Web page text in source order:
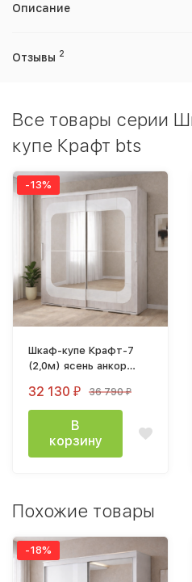
Описание
Отзывы 2
Все товары серии
купе Крафт bts
-13%
Шкаф-купе Крафт-7
(2,0м) ясень анкор
32 130 ₽ 36 790₽
В
корзину
Похожие товары
-18%